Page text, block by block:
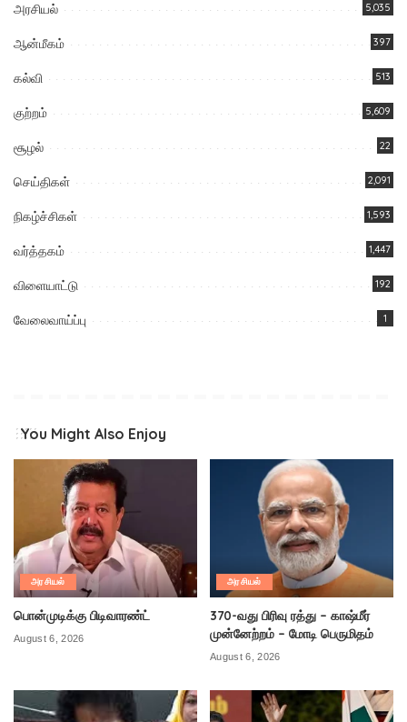
அரசியல் 5,035
ஆன்மீகம் 397
கல்வி 513
குற்றம் 5,609
சூழல் 22
செய்திகள் 2,091
நிகழ்ச்சிகள் 1,593
வர்த்தகம் 1,447
விளையாட்டு 192
வேலைவாய்ப்பு 1
You Might Also Enjoy
அரசியல்
பொன்முடிக்கு பிடிவாரண்ட்
August 6, 2026
அரசியல்
370-வது பிரிவு ரத்து – காஷ்மீர்
முன்னேற்றம் – மோடி பெருமிதம்
August 6, 2026